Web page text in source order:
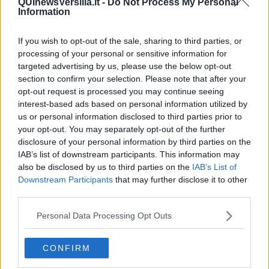
Information
If you wish to opt-out of the sale, sharing to third parties, or
processing of your personal or sensitive information for
targeted advertising by us, please use the below opt-out
section to confirm your selection. Please note that after your
opt-out request is processed you may continue seeing
interest-based ads based on personal information utilized by
us or personal information disclosed to third parties prior to
your opt-out. You may separately opt-out of the further
disclosure of your personal information by third parties on the
IAB’s list of downstream participants. This information may
also be disclosed by us to third parties on the IAB’s List of
Downstream Participants that may further disclose it to other
Personal Data Processing Opt Outs
CONFIRM
Il bene è attualmente locato con diritto di prelazione.
Il valore a base d’asta è di Euro33.150,00.
Lotto N:terreni via Acquafiora, Bonascola
Trattasi di n. 3 terreni incolti, ubicati nel Comune di Carrara,
località Bonascola, Via Acquafiora.Il tutto distinto al Catasta
Terreni del Comune di Carrara al fg. 77 Mapp. 880, 881, 882, per
una superficie complessiva di mq. 2.479. Il mappale 881
corrisponde con il tratto di strada comunale via Acquafiora.
Il valore a base d’asta è di euro35.700,00
E’ fatto salvo il diritto di prelazione, ai sensi della legge 14 agosto
1971 n. 817, da parte dei soggetti che sono titolari del diritto
medesimo. Per titolarità del diritto di prelazione occorrono: la
fondo oggetto di compravendita e la mancanza su quest’ultimo di
altri vincoli. Ad aggiudicazione provvisoria avvenuta, il terreno verrà
proposto ad eventuali prelazionari con le modalità descritte nel
successivo articolo 10